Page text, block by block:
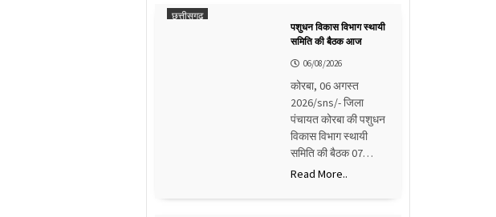
छत्तीसगढ़
पशुधन विकास विभाग स्थायी
समिति की बैठक आज
06/08/2026
कोरबा, 06 अगस्त
2026/sns/- जिला
पंचायत कोरबा की पशुधन
विकास विभाग स्थायी
समिति की बैठक 07…
Read More..